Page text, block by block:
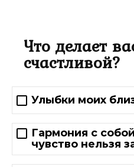
Что делает
счастливой?
Улыбки моих
Гармония с
чувство нельзя